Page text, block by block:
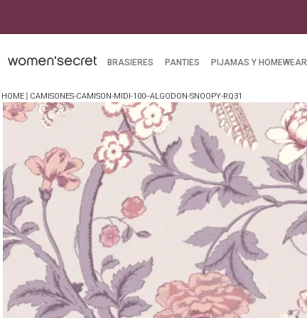
BRASIERES PANTIES PIJAMAS Y HOMEWEAR
CAMISONES-CAMISON-MIDI-100--ALGODON-SNOOPY-RQ31